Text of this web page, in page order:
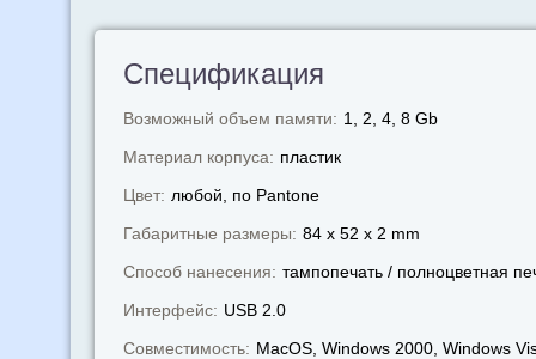
Спецификация
Возможный объем памяти: 1, 2, 4, 8 Gb
Материал корпуса: пластик
Цвет: любой, по Pantone
Габаритные размеры: 84 x 52 x 2 mm
Способ нанесения: тампопечать / полноцветная
Интерфейс: USB 2.0
Совместимость: MacOS, Windows 2000, Windows